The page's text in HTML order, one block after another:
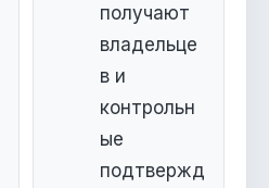
получают
владельце
в и
контрольн
ые
подтвержд